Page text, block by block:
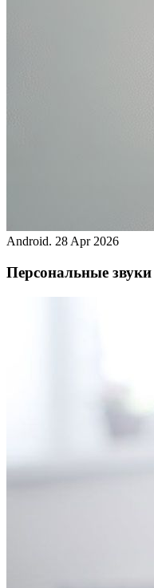
Android. 28 Apr 2026
Персональные